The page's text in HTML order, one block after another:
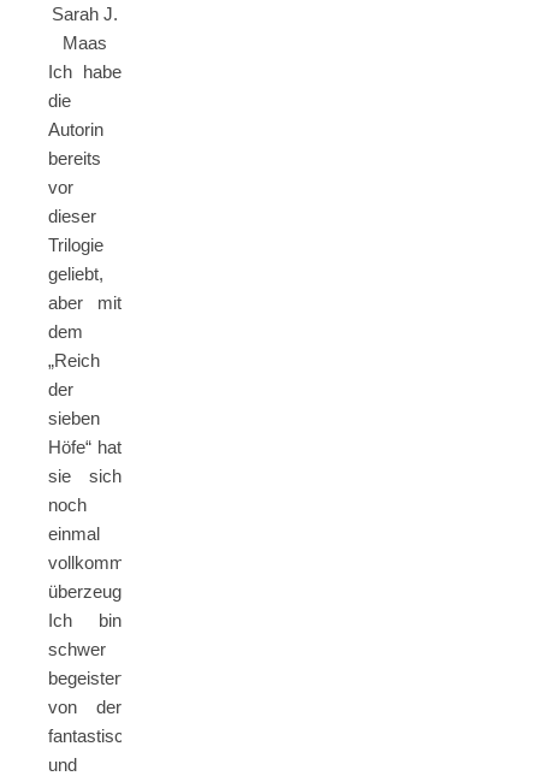
Sarah J.
Maas
Ich habe
die
Autorin
bereits
vor
dieser
Trilogie
geliebt,
aber mit
dem
„Reich
der
sieben
Höfe“ hat
sie sich
noch
einmal
vollkommen
überzeugt.
Ich bin
schwer
begeistert
von der
fantastischen
und